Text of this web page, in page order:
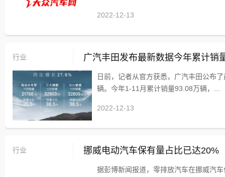
2022-12-13
行业 广汽丰田发布最新数据今年累计销
日前，记者从官方获悉，广汽丰田公布
辆。今年1-11月累计销量93.08万辆，...
2022-12-13
行业 挪威电动汽车保有量占比已达20%
据彭博新闻报道，零排放汽车在挪威汽